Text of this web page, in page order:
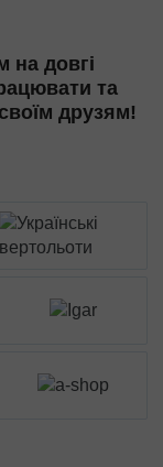
на довгі
та
друзям!